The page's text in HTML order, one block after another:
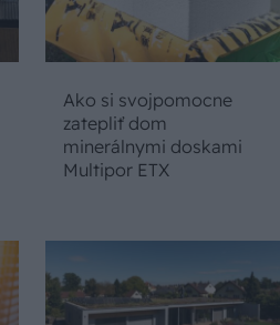
Ako si svojpomocne
zatepliť dom
minerálnymi doskami
Multipor ETX